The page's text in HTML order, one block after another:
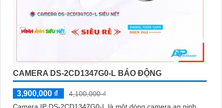
CAMERA DS-2CD1347G0-L BÁO ĐỘNG
3,900,000 ₫
4,100,000 ₫
Camera IP DS-2CD1347G0-L là một dòng camera an ninh